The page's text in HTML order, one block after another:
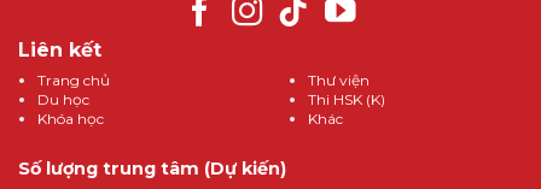
Liên kết
Trang chủ
Du học
Khóa học
Thư viện
Thi HSK (K)
Khác
Số lượng trung tâm (Dự kiến)